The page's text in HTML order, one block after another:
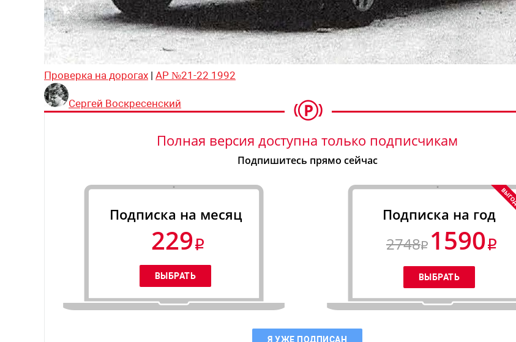
Проверка на дорогах | АР №21-22 1992
Сергей Воскресенский
Полная версия доступна только подписчикам
Подпишитесь прямо сейчас
Подписка на месяц
229
Подписка на год
2748 1590
Я УЖЕ ПОДПИСАН